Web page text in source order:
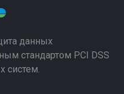
данных
стандартом PCI DSS
систем.